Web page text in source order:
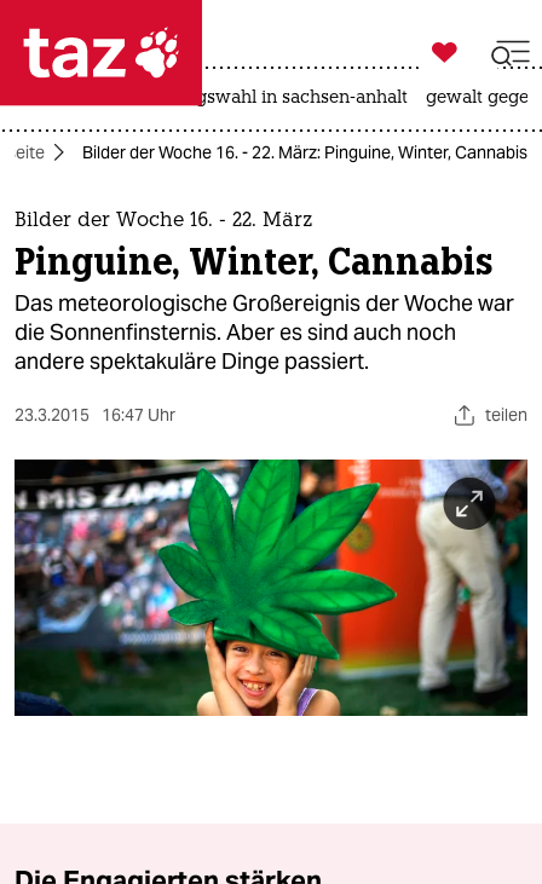
 taz zahl ich
taz zahl ich
themen
politik
öko
gesellschaft
sport
berlin
nord
wahrheit
verlag

taz zahl ich
landtagswahl in sachsen-anhalt gewalt
Bilder der Woche 16. - 22. März: Pinguine, Winter, Cannabis
Bilder der Woche 16. - 22. März
Pinguine, Winter, Cannabis
Das meteorologische Großereignis der Woche war
die Sonnenfinsternis. Aber es sind auch noch
andere spektakuläre Dinge passiert.
23.3.2015 16:47 Uhr teilen